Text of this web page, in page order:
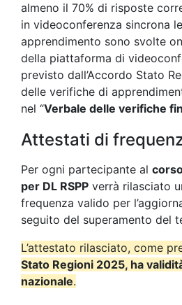
almeno il 70% di risposte
in videoconferenza sincrona
apprendimento sono svolte
della piattaforma di
previsto dall’Accordo Stato
delle verifiche di
nel “Verbale delle verifiche
Attestati di
Per ogni partecipante al
per DL RSPP verrà rilasciato
frequenza valido per
seguito del superamento del
L’attestato rilasciato, come
Stato Regioni 2025, ha
nazionale.